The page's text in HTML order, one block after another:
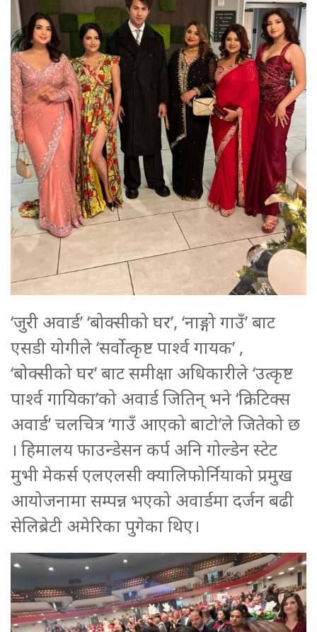
‘जुरी अवार्ड’ ‘बोक्सीको घर’, ‘नाङ्गो गाउँ’ बाट
एसडी योगीले ‘सर्वोत्कृष्ट पार्श्व गायक’ ,
‘बोक्सीको घर’ बाट समीक्षा अधिकारीले ‘उत्कृष्ट
पार्श्व गायिका’को अवार्ड जितिन् भने ‘क्रिटिक्स
अवार्ड’ चलचित्र ‘गाउँ आएको बाटो’ले जितेको छ
। हिमालय फाउन्डेसन कर्प अनि गोल्डेन स्टेट
मुभी मेकर्स एलएलसी क्यालिफोर्नियाको प्रमुख
आयोजनामा सम्पन्न भएको अवार्डमा दर्जन बढी
सेलिब्रेटी अमेरिका पुगेका थिए।